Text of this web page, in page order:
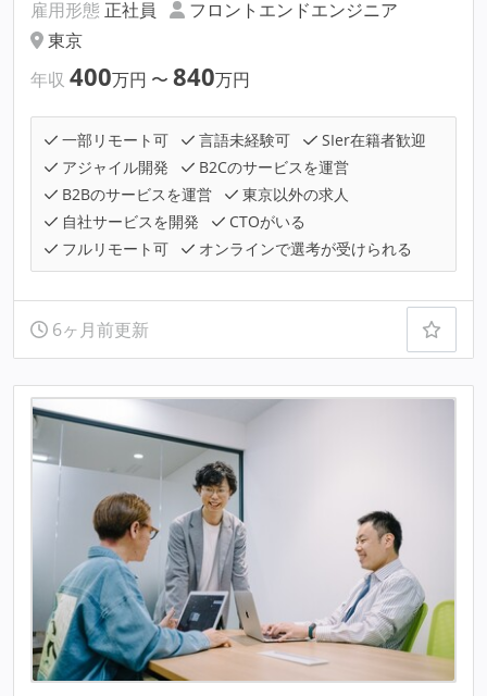
雇用形態 正社員
フロントエンドエンジニア
東京
年収 400万円 〜 840万円
一部リモート可 言語未経験可
SIer在籍者歓迎
アジャイル開発
B2Cのサービスを運営
B2Bのサービスを運営
東京以外の求人
自社サービスを開発
CTOがいる
フルリモート可
オンラインで選考が受けられる
6ヶ月前更新